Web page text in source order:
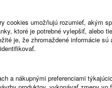
doplní informácie k zmluve o
automatu crz.gov.sk. ...
cookies umožňujú rozumieť, akým
ktoré je potrebné vylepšiť, alebo
je, že zhromaždené informácie sú
a nákupnými preferenciami